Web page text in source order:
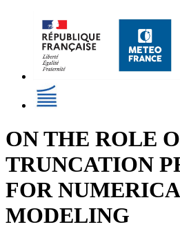
ON THE ROLE
TRUNCATION
FOR
MODELING